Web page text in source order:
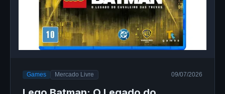
Games Mercado Livre 09/07/2026